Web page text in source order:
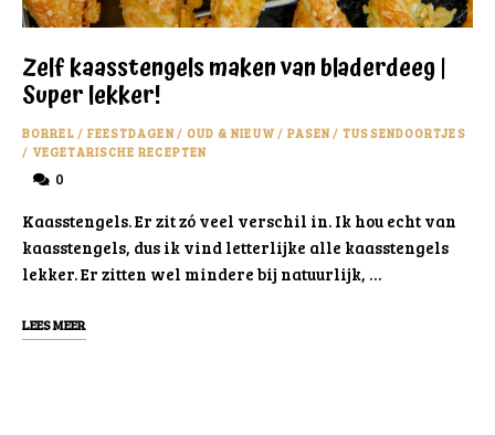
Zelf kaasstengels maken van bladerdeeg |
Super lekker!
BORREL / FEESTDAGEN/ OUD & NIEUW / PASEN/ TUSSENDOORTJES
/ VEGETARISCHE RECEPTEN
0
Kaasstengels. Er zit zó veel verschil in. Ik hou echt van
kaasstengels, dus ik vind letterlijke alle kaasstengels
lekker. Er zitten wel mindere bij natuurlijk, …
LEES MEER